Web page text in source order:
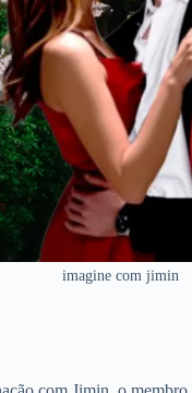
imagine com jimin